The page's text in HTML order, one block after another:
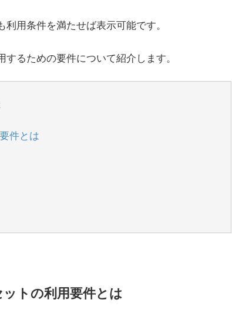
用条件を満たせば表示可能です。
るための要件について紹介します。
件とは
トの利用要件とは